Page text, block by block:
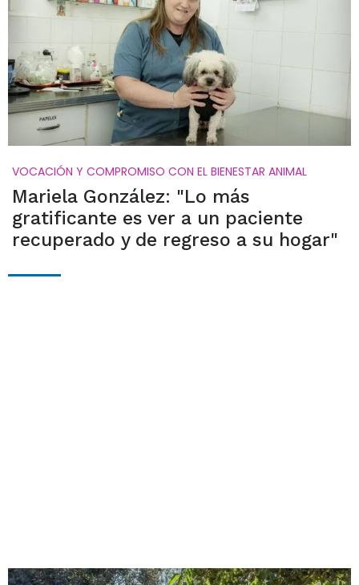
VOCACIÓN Y COMPROMISO CON EL BIENESTAR ANIMAL
Mariela González: "Lo más
gratificante es ver a un paciente
recuperado y de regreso a su hogar"